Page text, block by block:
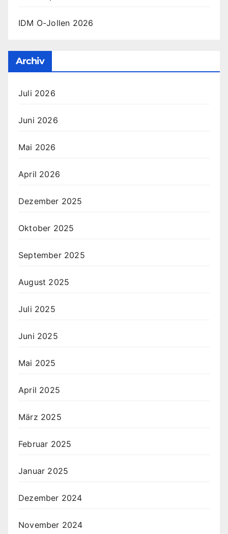
IDM O-Jollen 2026
Archiv
Juli 2026
Juni 2026
Mai 2026
April 2026
Dezember 2025
Oktober 2025
September 2025
August 2025
Juli 2025
Juni 2025
Mai 2025
April 2025
März 2025
Februar 2025
Januar 2025
Dezember 2024
November 2024